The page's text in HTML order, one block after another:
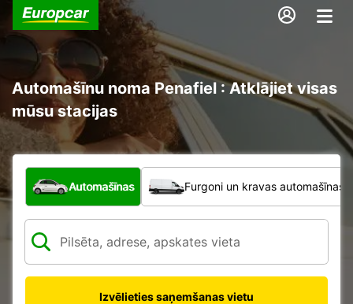
Automašīnu noma Penafiel : Atklājiet visas
mūsu stacijas
Kāda veida transportlīdzeklis?
Automašīnas Furgoni un kravas automašīnas
Izvēlieties saņemšanas vietu